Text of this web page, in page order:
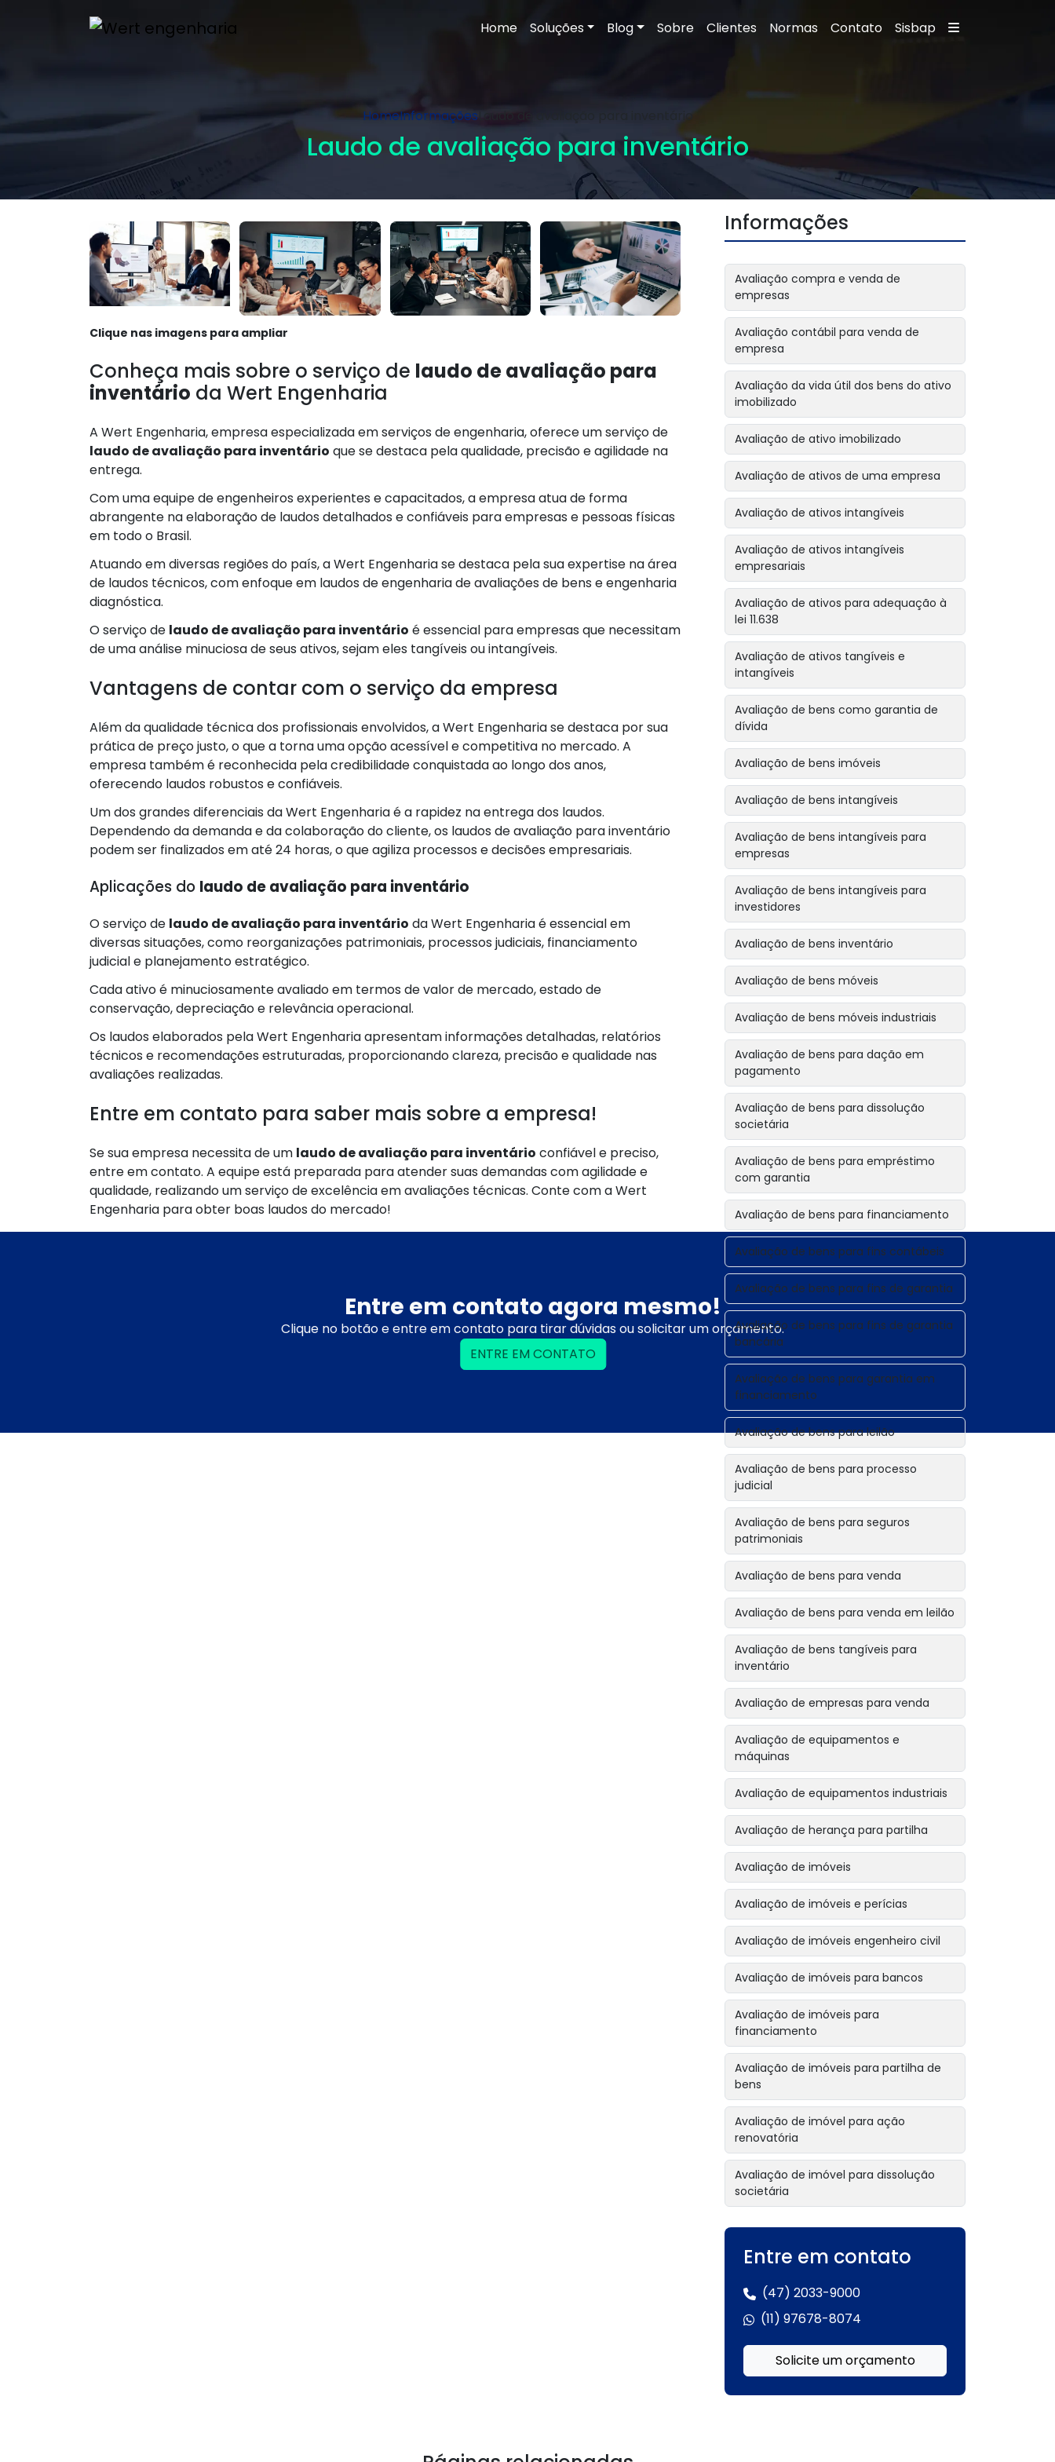
Home Soluções Blog Sobre Clientes Normas Contato Sisbap
HomeInformações Laudo de avaliação para inventário
Laudo de avaliação para inventário
Clique nas imagens para ampliar
Conheça mais sobre o serviço de laudo de avaliação para
inventário da Wert Engenharia
A Wert Engenharia, empresa especializada em serviços de engenharia, oferece um serviço de
laudo de avaliação para inventário que se destaca pela qualidade, precisão e agilidade na
entrega.
Com uma equipe de engenheiros experientes e capacitados, a empresa atua de forma
abrangente na elaboração de laudos detalhados e confiáveis para empresas e pessoas físicas
em todo o Brasil.
Atuando em diversas regiões do país, a Wert Engenharia se destaca pela sua expertise na área
de laudos técnicos, com enfoque em laudos de engenharia de avaliações de bens e engenharia
diagnóstica.
O serviço de laudo de avaliação para inventário é essencial para empresas que necessitam
de uma análise minuciosa de seus ativos, sejam eles tangíveis ou intangíveis.
Vantagens de contar com o serviço da empresa
Além da qualidade técnica dos profissionais envolvidos, a Wert Engenharia se destaca por sua
prática de preço justo, o que a torna uma opção acessível e competitiva no mercado. A
empresa também é reconhecida pela credibilidade conquistada ao longo dos anos,
oferecendo laudos robustos e confiáveis.
Um dos grandes diferenciais da Wert Engenharia é a rapidez na entrega dos laudos.
Dependendo da demanda e da colaboração do cliente, os laudos de avaliação para inventário
podem ser finalizados em até 24 horas, o que agiliza processos e decisões empresariais.
Aplicações do laudo de avaliação para inventário
O serviço de laudo de avaliação para inventário da Wert Engenharia é essencial em
diversas situações, como reorganizações patrimoniais, processos judiciais, financiamento
judicial e planejamento estratégico.
Cada ativo é minuciosamente avaliado em termos de valor de mercado, estado de
conservação, depreciação e relevância operacional.
Os laudos elaborados pela Wert Engenharia apresentam informações detalhadas, relatórios
técnicos e recomendações estruturadas, proporcionando clareza, precisão e qualidade nas
avaliações realizadas.
Entre em contato para saber mais sobre a empresa!
Se sua empresa necessita de um laudo de avaliação para inventário confiável e preciso,
entre em contato. A equipe está preparada para atender suas demandas com agilidade e
qualidade, realizando um serviço de excelência em avaliações técnicas. Conte com a Wert
Engenharia para obter boas laudos do mercado!
Entre em contato agora mesmo!
Clique no botão e entre em contato para tirar dúvidas ou solicitar um orçamento.
ENTRE EM CONTATO
Informações
Avaliação compra e venda de
empresas
Avaliação contábil para venda de
empresa
Avaliação da vida útil dos bens do ativo
imobilizado
Avaliação de ativo imobilizado
Avaliação de ativos de uma empresa
Avaliação de ativos intangíveis
Avaliação de ativos intangíveis
empresariais
Avaliação de ativos para adequação à
lei 11.638
Avaliação de ativos tangíveis e
intangíveis
Avaliação de bens como garantia de
dívida
Avaliação de bens imóveis
Avaliação de bens intangíveis
Avaliação de bens intangíveis para
empresas
Avaliação de bens intangíveis para
investidores
Avaliação de bens inventário
Avaliação de bens móveis
Avaliação de bens móveis industriais
Avaliação de bens para dação em
pagamento
Avaliação de bens para dissolução
societária
Avaliação de bens para empréstimo
com garantia
Avaliação de bens para financiamento
Avaliação de bens para fins contábeis
Avaliação de bens para fins de garantia
Avaliação de bens para fins de garantia
bancária
Avaliação de bens para garantia em
financiamento
Avaliação de bens para leilão
Avaliação de bens para processo
judicial
Avaliação de bens para seguros
patrimoniais
Avaliação de bens para venda
Avaliação de bens para venda em leilão
Avaliação de bens tangíveis para
inventário
Avaliação de empresas para venda
Avaliação de equipamentos e
máquinas
Avaliação de equipamentos industriais
Avaliação de herança para partilha
Avaliação de imóveis
Avaliação de imóveis e perícias
Avaliação de imóveis engenheiro civil
Avaliação de imóveis para bancos
Avaliação de imóveis para
financiamento
Avaliação de imóveis para partilha de
bens
Avaliação de imóvel para ação
renovatória
Avaliação de imóvel para dissolução
societária
Avaliação de imóvel para empréstimo
Avaliação de imóvel para garantia
hipotecária
Avaliação de imóvel para inventário
Entre em contato
(47) 2033-9000
(11) 97678-8074
Solicite um orçamento